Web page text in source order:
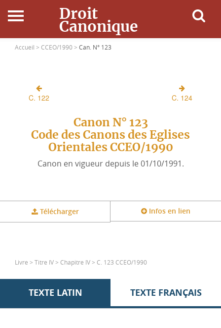
Droit
Canonique
Accueil
Ressources
Connexion
Accueil > CCEO/1990 > Can. N° 123
C. 122 C. 124
Canon N° 123
Code des Canons des Eglises
Orientales CCEO/1990
Canon en vigueur depuis le 01/10/1991.
Télécharger Infos en lien
Livre > Titre IV > Chapitre IV > C. 123 CCEO/1990
TEXTE LATIN TEXTE FRANÇAIS